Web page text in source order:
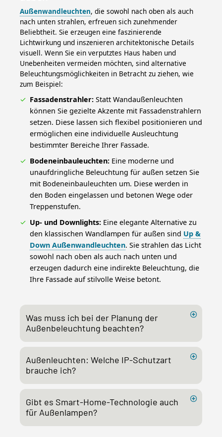
Außenwandleuchten, die sowohl nach oben als auch
nach unten strahlen, erfreuen sich zunehmender
Beliebtheit. Sie erzeugen eine faszinierende
Lichtwirkung und inszenieren architektonische Details
visuell. Wenn Sie ein verputztes Haus haben und
Unebenheiten vermeiden möchten, sind alternative
Beleuchtungsmöglichkeiten in Betracht zu ziehen, wie
zum Beispiel:
Fassadenstrahler: Statt Wandaußenleuchten
können Sie gezielte Akzente mit Fassadenstrahlern
setzen. Diese lassen sich flexibel positionieren und
ermöglichen eine individuelle Ausleuchtung
bestimmter Bereiche Ihrer Fassade.
Bodeneinbauleuchten: Eine moderne und
unaufdringliche Beleuchtung für außen setzen Sie
mit Bodeneinbauleuchten um. Diese werden in
den Boden eingelassen und betonen Wege oder
Treppenstufen.
Up- und Downlights: Eine elegante Alternative zu
den klassischen Wandlampen für außen sind Up &
Down Außenwandleuchten. Sie strahlen das Licht
sowohl nach oben als auch nach unten und
erzeugen dadurch eine indirekte Beleuchtung, die
Ihre Fassade auf stilvolle Weise betont.
Was muss ich bei der Planung der
Außenbeleuchtung beachten?
Außenleuchten: Welche IP-Schutzart
brauche ich?
Gibt es Smart-Home-Technologie auch
für Außenlampen?